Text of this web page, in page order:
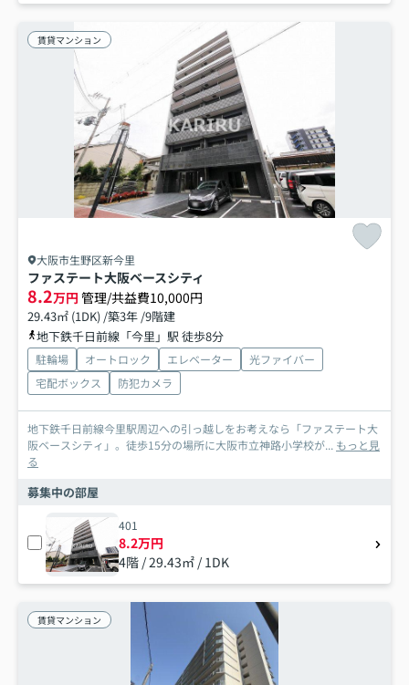
賃貸マンション
大阪市生野区新今里
ファステート大阪ベースシティ
8.2万円 管理/共益費10,000円
29.43㎡ (1DK) /築3年 /9階建
地下鉄千日前線「今里」駅 徒歩8分
駐輪場 オートロック エレベーター
光ファイバー
宅配ボックス
防犯カメラ
地下鉄千日前線今里駅周辺への引っ越しをお考えなら「ファステート大
阪ベースシティ」。徒歩15分の場所に大阪市立神路小学校が... もっと見
る
募集中の部屋
401
8.2万円
4階 / 29.43㎡ / 1DK
賃貸マンション